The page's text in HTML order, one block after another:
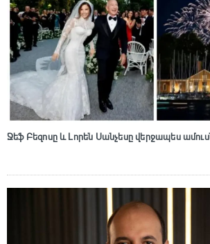
Ջեֆ Բեզոսը և Լորեն Սանչեսը վերջապես